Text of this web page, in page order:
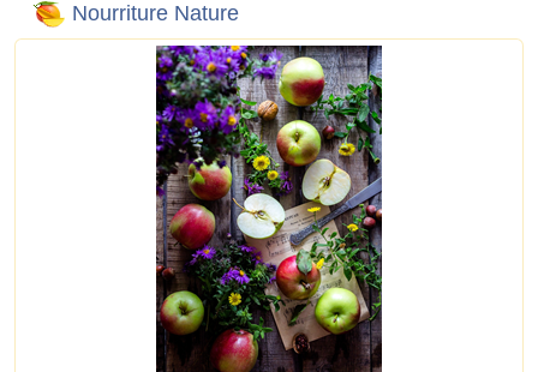
Nourriture Nature